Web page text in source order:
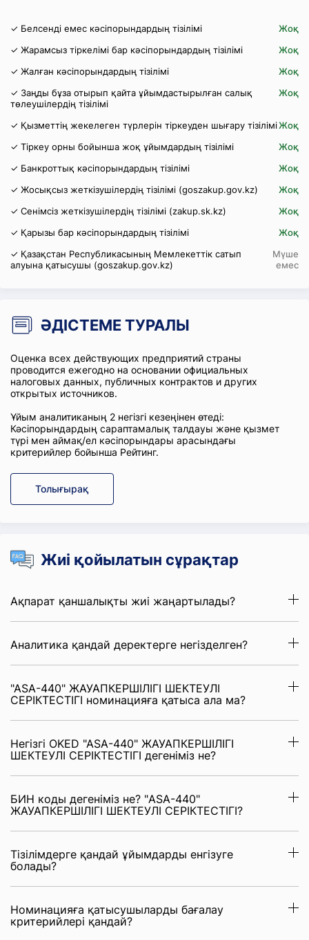
✓ Белсенді емес кәсіпорындардың тізілімі
Жоқ
✓ Жарамсыз тіркелімі бар кәсіпорындардың тізілімі
Жоқ
✓ Жалған кәсіпорындардың тізілімі
Жоқ
✓ Заңды бұза отырып қайта ұйымдастырылған салық
төлеушілердің тізілімі
Жоқ
✓ Қызметтің жекелеген түрлерін тіркеуден шығару тізіліміЖоқ
✓ Тіркеу орны бойынша жоқ ұйымдардың тізілімі
Жоқ
✓ Банкроттық кәсіпорындардың тізілімі
Жоқ
✓ Жосықсыз жеткізушілердің тізілімі (goszakup.gov.kz)
Жоқ
✓ Сенімсіз жеткізушілердің тізілімі (zakup.sk.kz)
Жоқ
✓ Қарызы бар кәсіпорындардың тізілімі
Жоқ
✓ Қазақстан Республикасының Мемлекеттік сатып
алуына қатысушы (goszakup.gov.kz)
Мүше
емес
ӘДІСТЕМЕ ТУРАЛЫ
Оценка всех действующих предприятий страны
проводится ежегодно на основании официальных
налоговых данных, публичных контрактов и других
открытых источников.
Ұйым аналитиканың 2 негізгі кезеңінен өтеді:
Кәсіпорындардың сараптамалық талдауы және қызмет
түрі мен аймақ/ел кәсіпорындары арасындағы
критерийлер бойынша Рейтинг.
Толығырақ
Жиі қойылатын сұрақтар
Ақпарат қаншалықты жиі жаңартылады?
Аналитика қандай деректерге негізделген?
"ASA-440" ЖАУАПКЕРШІЛІГІ ШЕКТЕУЛІ
СЕРІКТЕСТІГІ номинацияға қатыса ала ма?
Негізгі OKED "ASA-440" ЖАУАПКЕРШІЛІГІ
ШЕКТЕУЛІ СЕРІКТЕСТІГІ дегеніміз не?
БИН коды дегеніміз не? "ASA-440"
ЖАУАПКЕРШІЛІГІ ШЕКТЕУЛІ СЕРІКТЕСТІГІ?
Тізілімдерге қандай ұйымдарды енгізуге
болады?
Номинацияға қатысушыларды бағалау
критерийлері қандай?